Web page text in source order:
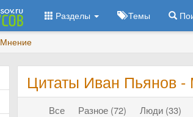
Разделы Темы
Мнение
Цитаты Иван Пьянов -
Все Разное (72) Люди (33)